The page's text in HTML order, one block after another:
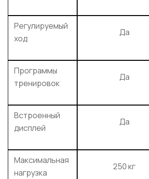
Регулируемый
ход
Да
Программы
тренировок
Да
Встроенный
дисплей
Да
Максимальная
нагрузка
250 кг